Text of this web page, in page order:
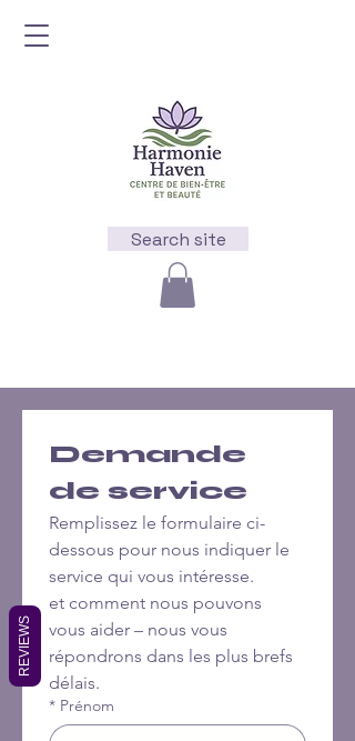
Search site
Demande
de service
Remplissez le formulaire ci-
dessous pour nous indiquer le
service qui vous intéresse.
et comment nous pouvons
vous aider – nous vous
répondrons dans les plus brefs
délais.
* Prénom
REVIEWS